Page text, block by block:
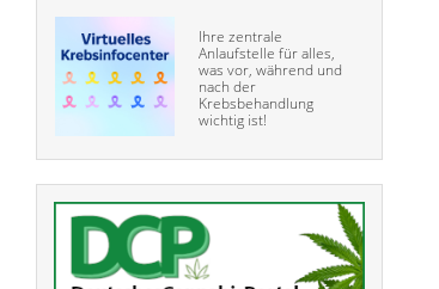
Ihre zentrale
Anlaufstelle für alles,
was vor, während und
nach der
Krebsbehandlung
wichtig ist!